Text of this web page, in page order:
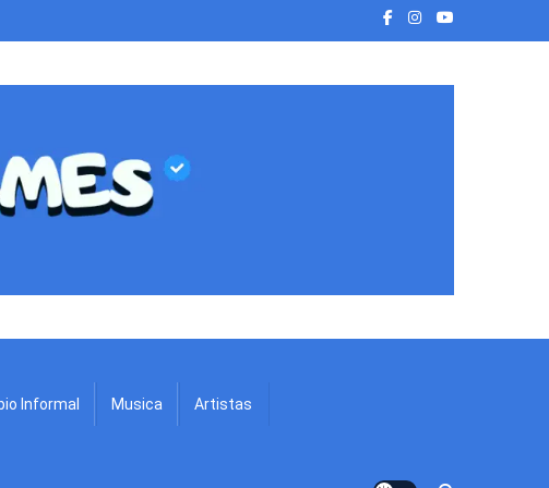
Informal Musica Artistas